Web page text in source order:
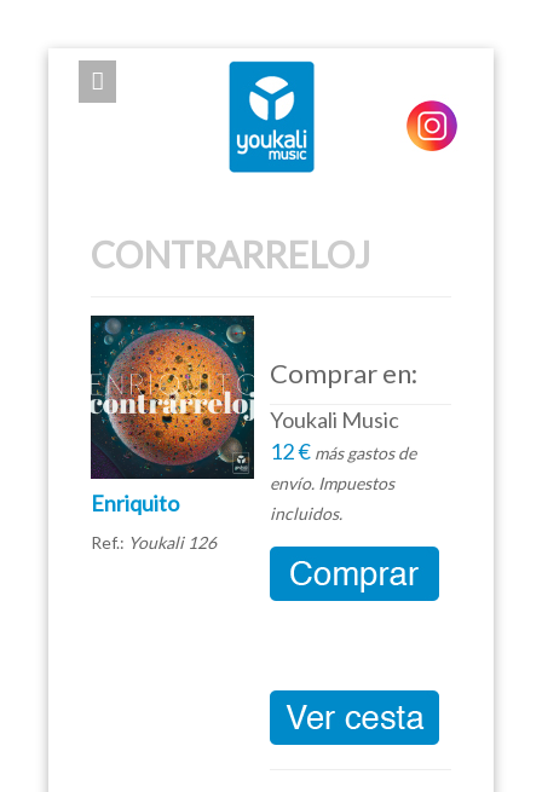
EXPOSE FRAMEWORK FOR JOOMLA 2.5 AND 3.0+
CONTRARRELOJ
Enriquito
Ref.: Youkali 126
Comprar en:
Youkali Music
12 € más gastos de
envío. Impuestos
incluidos.